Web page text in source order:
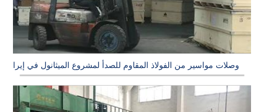
وصلات مواسير من الفولاذ المقاوم للصدأ لمشروع الميثانول في إيران